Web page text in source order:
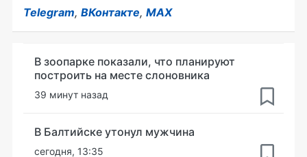
Telegram, ВКонтакте, MAX
В зоопарке показали, что планируют
построить на месте слоновника
39 минут назад
В Балтийске утонул мужчина
сегодня, 13:35